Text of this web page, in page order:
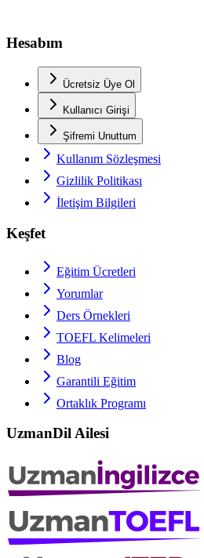
Hesabım
Ücretsiz Üye Ol
Kullanıcı Girişi
Şifremi Unuttum
Kullanım Sözleşmesi
Gizlilik Politikası
İletişim Bilgileri
Keşfet
Eğitim Ücretleri
Yorumlar
Ders Örnekleri
TOEFL Kelimeleri
Blog
Garantili Eğitim
Ortaklık Programı
UzmanDil Ailesi